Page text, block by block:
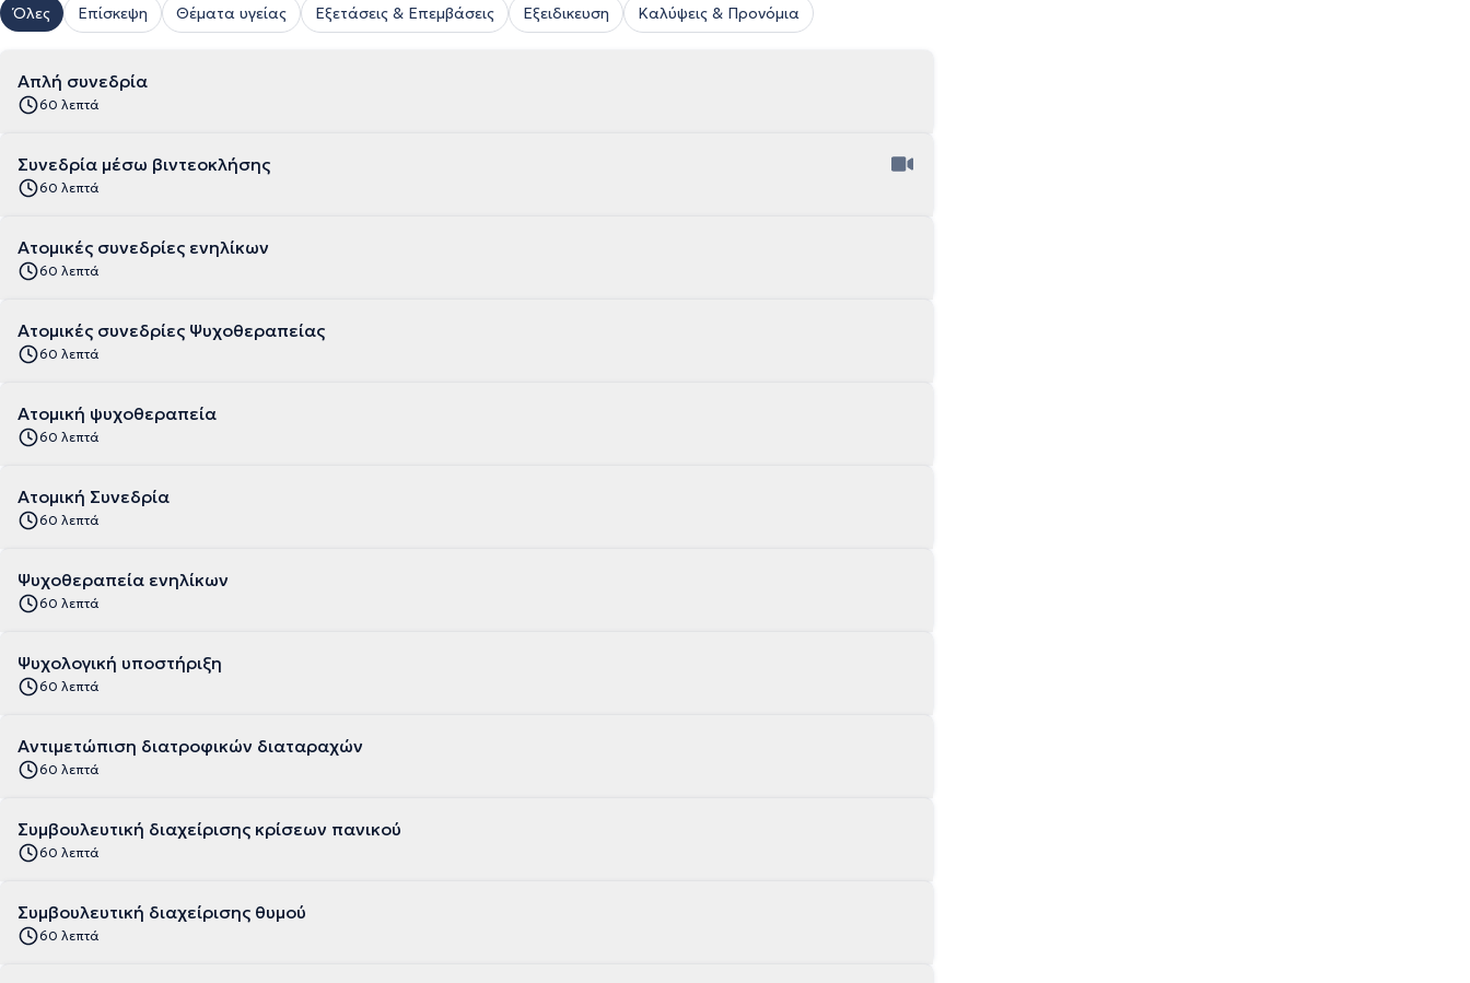
Όλες Επίσκεψη Θέματα υγείας Εξετάσεις & Επεμβάσεις Εξειδικευση Καλύψεις & Προνόμια
Απλή συνεδρία
60 λεπτά
Συνεδρία μέσω βιντεοκλήσης
60 λεπτά
Ατομικές συνεδρίες ενηλίκων
60 λεπτά
Ατομικές συνεδρίες Ψυχοθεραπείας
60 λεπτά
Ατομική ψυχοθεραπεία
60 λεπτά
Ατομική Συνεδρία
60 λεπτά
Ψυχοθεραπεία ενηλίκων
60 λεπτά
Ψυχολογική υποστήριξη
60 λεπτά
Αντιμετώπιση διατροφικών διαταραχών
60 λεπτά
Συμβουλευτική διαχείρισης κρίσεων πανικού
60 λεπτά
Συμβουλευτική διαχείρισης θυμού
60 λεπτά